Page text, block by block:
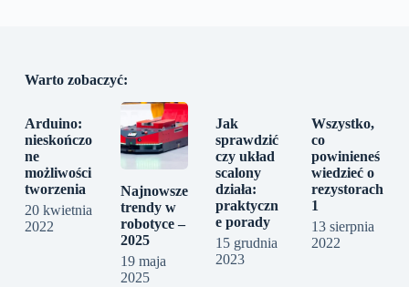
Warto zobaczyć:
Arduino:
nieskończo
ne
możliwości
tworzenia
20 kwietnia
2022
Najnowsze
trendy w
robotyce –
2025
19 maja
2025
Jak
sprawdzić
czy układ
scalony
działa:
praktyczn
e porady
15 grudnia
2023
Wszystko,
co
powinieneś
wiedzieć o
rezystorach
1
13 sierpnia
2022